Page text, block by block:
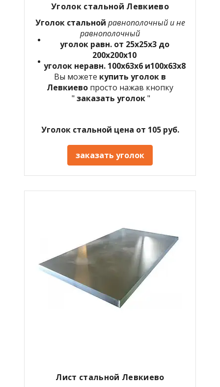
Уголок стальной Левкиево
Уголок стальной равнополочный и не
равнополочный
уголок равн. от 25х25х3 до
200х200х10
уголок неравн. 100х63х6 и100х63х8
Вы можете купить уголок в
Левкиево просто нажав кнопку
" заказать уголок"
Уголок стальной цена от 105 руб.
заказать уголок
Лист стальной Левкиево